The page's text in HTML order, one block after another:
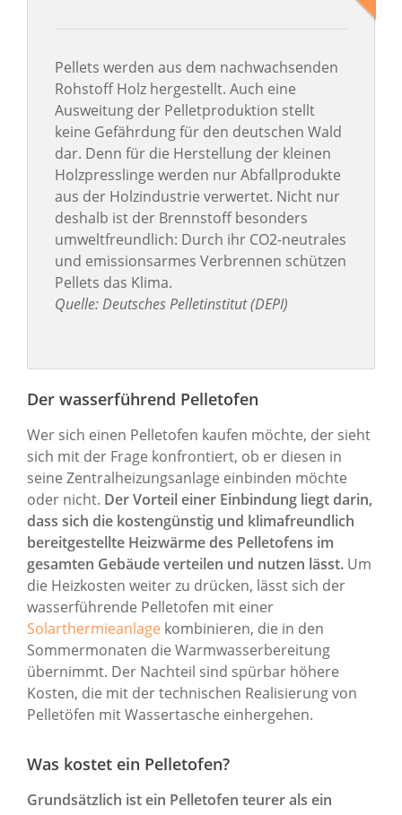
Pellets werden aus dem nachwachsenden
Rohstoff Holz hergestellt. Auch eine
Ausweitung der Pelletproduktion stellt
keine Gefährdung für den deutschen Wald
dar. Denn für die Herstellung der kleinen
Holzpresslinge werden nur Abfallprodukte
aus der Holzindustrie verwertet. Nicht nur
deshalb ist der Brennstoff besonders
umweltfreundlich: Durch ihr CO2-neutrales
und emissionsarmes Verbrennen schützen
Pellets das Klima.
Quelle: Deutsches Pelletinstitut (DEPI)
Der wasserführend Pelletofen
Wer sich einen Pelletofen kaufen möchte, der sieht
sich mit der Frage konfrontiert, ob er diesen in
seine Zentralheizungsanlage einbinden möchte
oder nicht. Der Vorteil einer Einbindung liegt darin,
dass sich die kostengünstig und klimafreundlich
bereitgestellte Heizwärme des Pelletofens im
gesamten Gebäude verteilen und nutzen lässt. Um
die Heizkosten weiter zu drücken, lässt sich der
wasserführende Pelletofen mit einer
Solarthermieanlage kombinieren, die in den
Sommermonaten die Warmwasserbereitung
übernimmt. Der Nachteil sind spürbar höhere
Kosten, die mit der technischen Realisierung von
Pelletöfen mit Wassertasche einhergehen.
Was kostet ein Pelletofen?
Grundsätzlich ist ein Pelletofen teurer als ein